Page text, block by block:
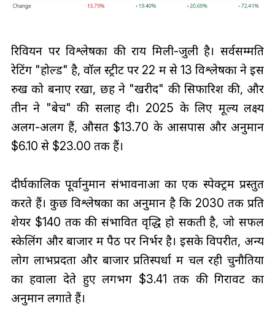
रिवियन पर विश्लेषकों की राय मिली-जुली है। सर्वसम्मति
रेटिंग "होल्ड" है, वॉल स्ट्रीट पर 22 में से 13 विश्लेषकों ने इस
रुख को बनाए रखा, छह ने "खरीदें" की सिफारिश की, और
तीन ने "बेचें" की सलाह दी। 2025 के लिए मूल्य लक्ष्य
अलग-अलग हैं, औसत $13.70 के आसपास और अनुमान
$6.10 से $23.00 तक हैं।
दीर्घकालिक पूर्वानुमान संभावनाओं का एक स्पेक्ट्रम प्रस्तुत
करते हैं। कुछ विश्लेषकों का अनुमान है कि 2030 तक प्रति
शेयर $140 तक की संभावित वृद्धि हो सकती है, जो सफल
स्केलिंग और बाजार में पैठ पर निर्भर है। इसके विपरीत, अन्य
लोग लाभप्रदता और बाजार प्रतिस्पर्धा में चल रही चुनौतियों
का हवाला देते हुए लगभग $3.41 तक की गिरावट का
अनुमान लगाते हैं।